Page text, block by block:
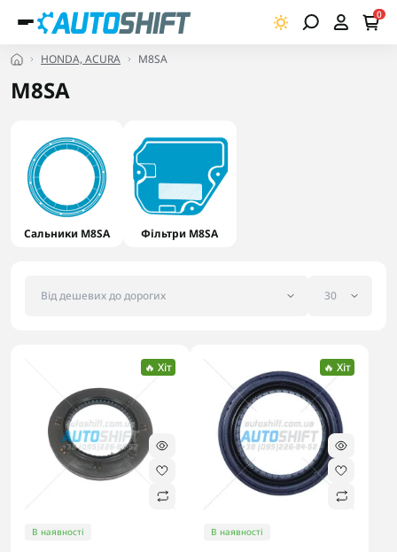
0
HONDA, ACURA M8SA
M8SA
Сальники M8SA Фільтри M8SA
🔥 Хіт
В наявності
🔥 Хіт
В наявності